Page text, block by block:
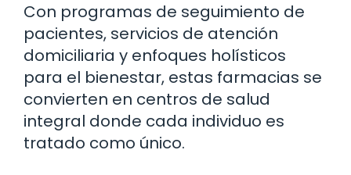
Con programas de seguimiento de
pacientes, servicios de atención
domiciliaria y enfoques holísticos
para el bienestar, estas farmacias se
convierten en centros de salud
integral donde cada individuo es
tratado como único.